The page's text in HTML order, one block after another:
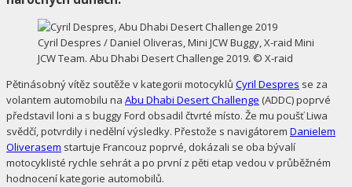
Cyril Despres / Daniel Oliveras, Mini JCW Buggy, X-raid Mini
JCW Team. Abu Dhabi Desert Challenge 2019. © X-raid
Pětinásobný vítěz soutěže v kategorii motocyklů Cyril Despres se za
volantem automobilu na Abu Dhabi Desert Challenge (ADDC) poprvé
představil loni a s buggy Ford obsadil čtvrté místo. Že mu poušť Liwa
svědčí, potvrdily i nedělní výsledky. Přestože s navigátorem Danielem
Oliverasem startuje Francouz poprvé, dokázali se oba bývalí
motocyklisté rychle sehrát a po první z pěti etap vedou v průběžném
hodnocení kategorie automobilů.